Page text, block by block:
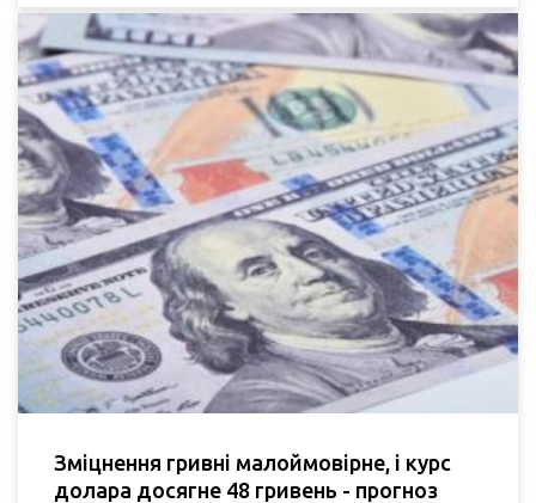
Зміцнення гривні малоймовірне, і курс
долара досягне 48 гривень - прогноз